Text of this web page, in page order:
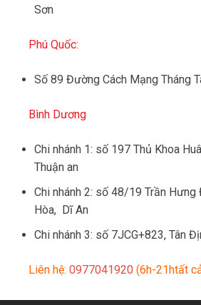
Sơn
Phú Quốc:
Số 89 Đường Cách Mạng Tháng
Bình Dương
Chi nhánh 1: số 197 Thủ Khoa
Thuận an
Chi nhánh 2: số 48/19 Trần
Hòa, Dĩ An
Chi nhánh 3: số 7JCG+823, Tân
Liên hệ: 0977041920 (6h-21htất